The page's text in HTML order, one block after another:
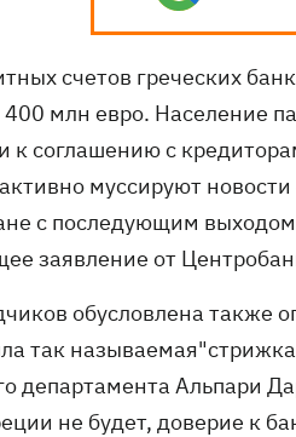
счетов греческих
млн евро. Население
к соглашению с
муссируют
с последующим
заявление от
обусловлена также
так
департамента Альпари
не будет, доверие к